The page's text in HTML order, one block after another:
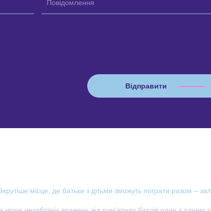
місце, де батьки з дітьми зможуть пограти разом –